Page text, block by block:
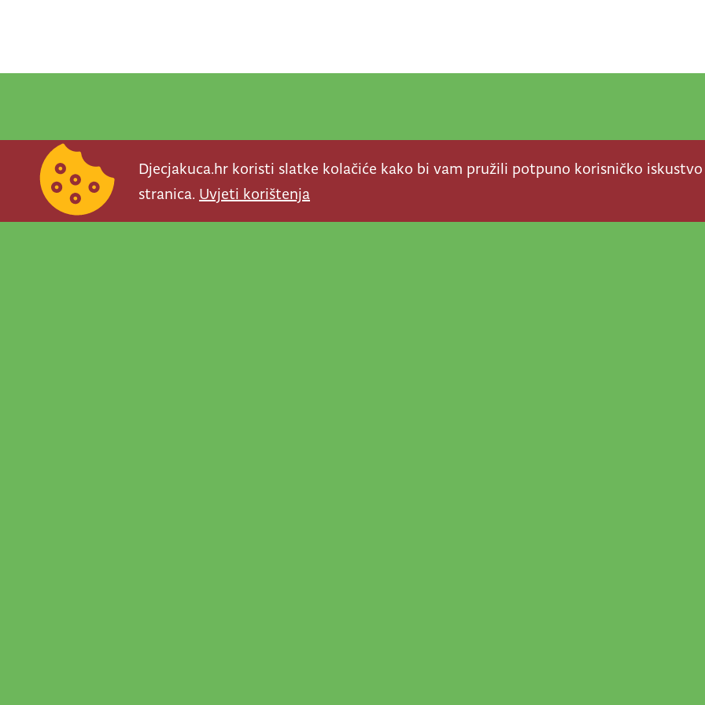
Djecjakuca.hr koristi slatke kolačiće kako bi vam pružili potpuno korisničko
stranica. Uvjeti korištenja